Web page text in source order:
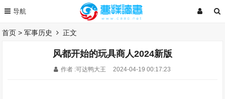
首页 >军事历史 正文
风都开始的玩具商人2024新版
作者 :可达鸭大王 2024-04-19 00:17:23